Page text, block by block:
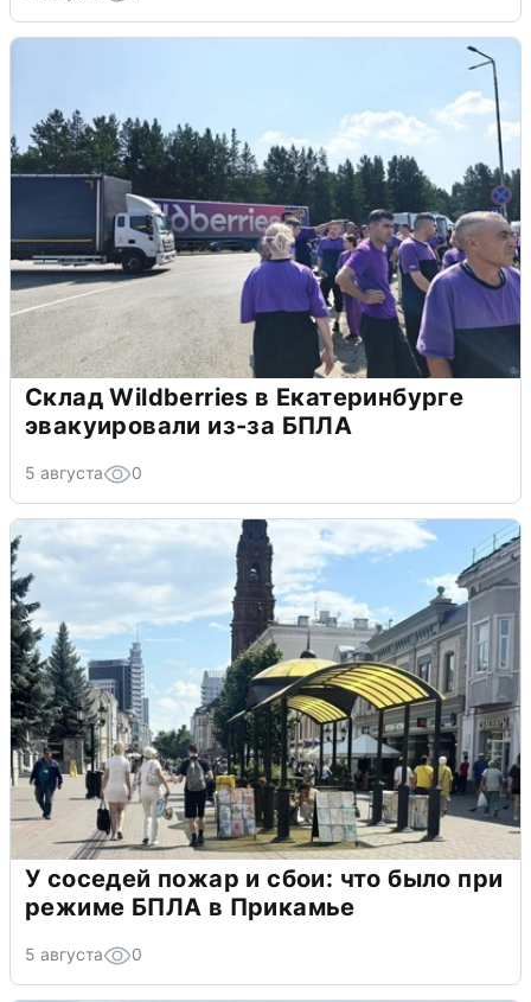
Склад Wildberries в Екатеринбурге
эвакуировали из-за БПЛА
5 августа 0
У соседей пожар и сбои: что было при
режиме БПЛА в Прикамье
5 августа 0